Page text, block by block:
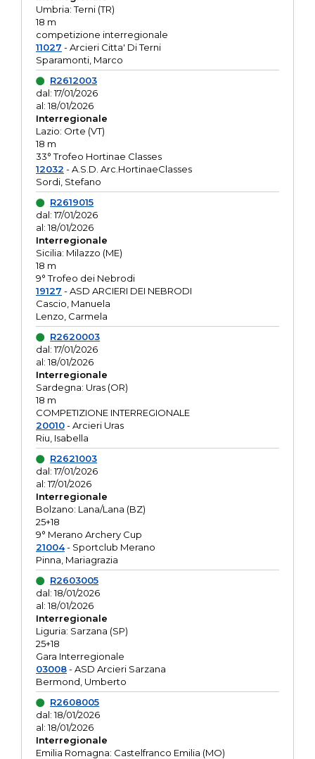
Umbria: Terni (TR)
18 m
competizione interregionale
11027 - Arcieri Citta' Di Terni
Sparamonti, Marco
R2612003
dal: 17/01/2026
al: 18/01/2026
Interregionale
Lazio: Orte (VT)
18 m
33° Trofeo Hortinae Classes
12032 - A.S.D. Arc.HortinaeClasses
Sordi, Stefano
R2619015
dal: 17/01/2026
al: 18/01/2026
Interregionale
Sicilia: Milazzo (ME)
18 m
9° Trofeo dei Nebrodi
19127 - ASD ARCIERI DEI NEBRODI
Cascio, Manuela
Lenzo, Carmela
R2620003
dal: 17/01/2026
al: 18/01/2026
Interregionale
Sardegna: Uras (OR)
18 m
COMPETIZIONE INTERREGIONALE
20010- Arcieri Uras
Riu, Isabella
R2621003
dal: 17/01/2026
al: 17/01/2026
Interregionale
Bolzano: Lana/Lana (BZ)
25+18
9° Merano Archery Cup
21004- Sportclub Merano
Pinna, Mariagrazia
R2603005
dal: 18/01/2026
al: 18/01/2026
Interregionale
Liguria: Sarzana (SP)
25+18
Gara Interregionale
03008- ASD Arcieri Sarzana
Bermond, Umberto
R2608005
dal: 18/01/2026
al: 18/01/2026
Interregionale
Emilia Romagna: Castelfranco Emilia (MO)